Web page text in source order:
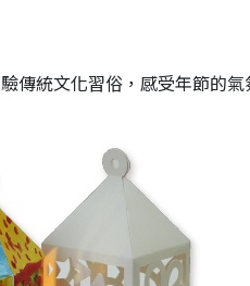
傳統文化習俗，感受年節的氣